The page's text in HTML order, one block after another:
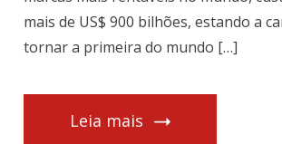
mais de US$ 900 bilhões, estando a
tornar a primeira do mundo […]
Leia mais